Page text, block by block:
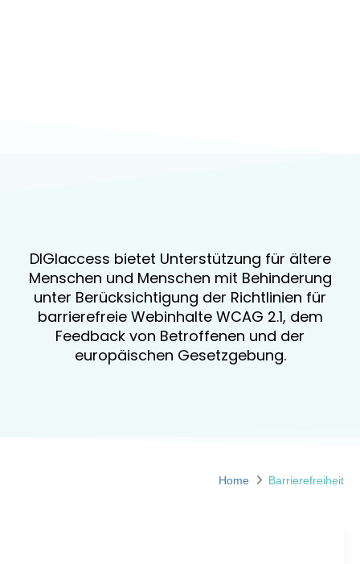
DIGIaccess bietet Unterstützung für ältere
Menschen und Menschen mit Behinderung
unter Berücksichtigung der Richtlinien für
barrierefreie Webinhalte WCAG 2.1, dem
Feedback von Betroffenen und der
europäischen Gesetzgebung.
Home Barrierefreiheit